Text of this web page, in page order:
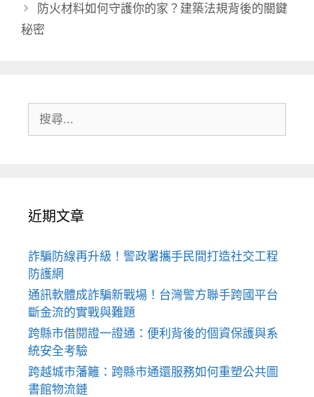
防火材料如何守護你的家？建築法規背後的關鍵
秘密
尋:
近期文章
詐騙防線再升級！警政署攜手民間打造社交工程
防護網
通訊軟體成詐騙新戰場！台灣警方聯手跨國平台
斷金流的實戰與難題
跨縣市借閱證一證通：便利背後的個資保護與系
統安全考驗
跨越城市藩籬：跨縣市通還服務如何重塑公共圖
書館物流鏈